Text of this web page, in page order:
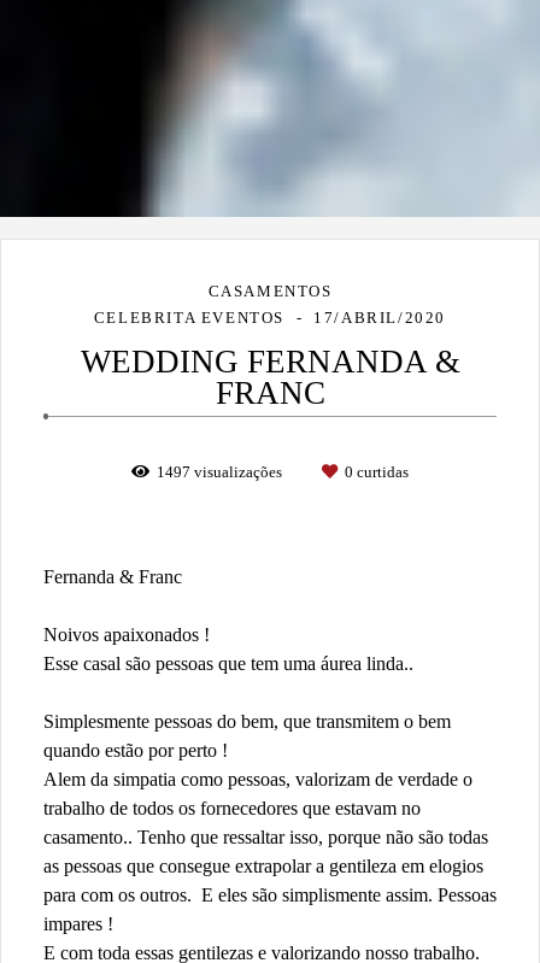
CASAMENTOS
CELEBRITA EVENTOS
17/ABRIL/2020
WEDDING FERNANDA &
FRANC
1497 visualizações 0 curtidas
Fernanda & Franc
Noivos apaixonados !
Esse casal são pessoas que tem uma áurea linda..
Simplesmente pessoas do bem, que transmitem o bem
quando estão por perto !
Alem da simpatia como pessoas, valorizam de verdade o
trabalho de todos os fornecedores que estavam no
casamento.. Tenho que ressaltar isso, porque não são todas
as pessoas que consegue extrapolar a gentileza em elogios
para com os outros. E eles são simplismente assim. Pessoas
impares !
E com toda essas gentilezas e valorizando nosso trabalho.